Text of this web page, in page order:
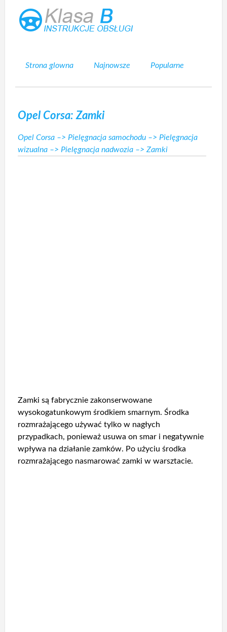
Strona glowna Najnowsze Popularne
Opel Corsa: Zamki
Opel Corsa –> Pielęgnacja samochodu –> Pielęgnacja
wizualna –> Pielęgnacja nadwozia –> Zamki
Zamki są fabrycznie zakonserwowane
wysokogatunkowym środkiem smarnym. Środka
rozmrażającego używać tylko w nagłych
przypadkach, ponieważ usuwa on smar i negatywnie
wpływa na działanie zamków. Po użyciu środka
rozmrażającego nasmarować zamki w warsztacie.